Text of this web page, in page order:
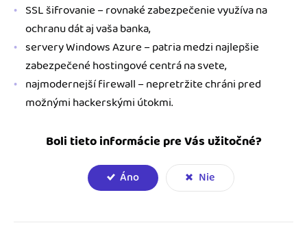
SSL šifrovanie – rovnaké zabezpečenie využíva na
ochranu dát aj vaša banka,
servery Windows Azure – patria medzi najlepšie
zabezpečené hostingové centrá na svete,
najmodernejší firewall – nepretržite chráni pred
možnými hackerskými útokmi.
Boli tieto informácie pre Vás užitočné?
Áno Nie